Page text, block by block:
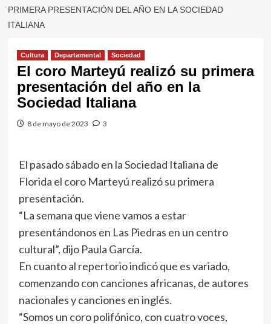
PRIMERA PRESENTACIÓN DEL AÑO EN LA SOCIEDAD
ITALIANA
Cultura Departamental Sociedad
El coro Marteyú realizó su primera
presentación del año en la
Sociedad Italiana
8 de mayo de 2023 3
El pasado sábado en la Sociedad Italiana de
Florida el coro Marteyú realizó su primera
presentación.
“La semana que viene vamos a estar
presentándonos en Las Piedras en un centro
cultural”, dijo Paula García.
En cuanto al repertorio indicó que es variado,
comenzando con canciones africanas, de autores
nacionales y canciones en inglés.
“Somos un coro polifónico, con cuatro voces,